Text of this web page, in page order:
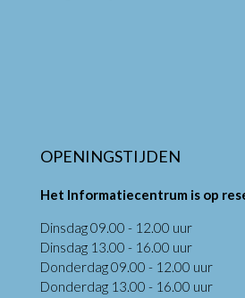
OPENINGSTIJDEN
Het Informatiecentrum is op
Dinsdag 09.00 - 12.00 uur
Dinsdag 13.00 - 16.00 uur
Donderdag 09.00 - 12.00 uur
Donderdag 13.00 - 16.00 uur